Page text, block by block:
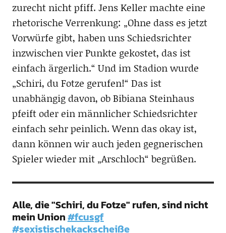
zurecht nicht pfiff. Jens Keller machte eine
rhetorische Verrenkung: „Ohne dass es jetzt
Vorwürfe gibt, haben uns Schiedsrichter
inzwischen vier Punkte gekostet, das ist
einfach ärgerlich.“ Und im Stadion wurde
„Schiri, du Fotze gerufen!“ Das ist
unabhängig davon, ob Bibiana Steinhaus
pfeift oder ein männlicher Schiedsrichter
einfach sehr peinlich. Wenn das okay ist,
dann können wir auch jeden gegnerischen
Spieler wieder mit „Arschloch“ begrüßen.
Alle, die "Schiri, du Fotze" rufen, sind nicht
mein Union#fcusgf
#sexistischekackscheiße